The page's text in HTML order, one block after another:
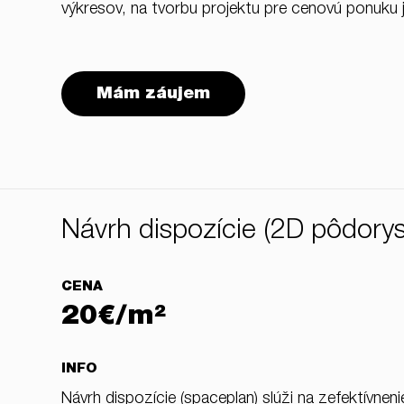
výkresov, na tvorbu projektu pre cenovú ponuku
Mám záujem
Návrh dispozície (2D
CENA
20€/m²
INFO
Návrh dispozície (spaceplan) slúži na